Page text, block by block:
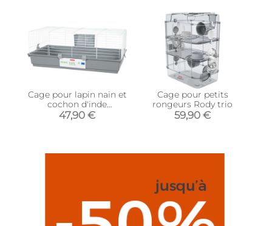
Cage pour lapin nain et
cochon d'inde
éco.conçu Primo
47,90 €
Cage pour petits
rongeurs Rody trio
59,90 €